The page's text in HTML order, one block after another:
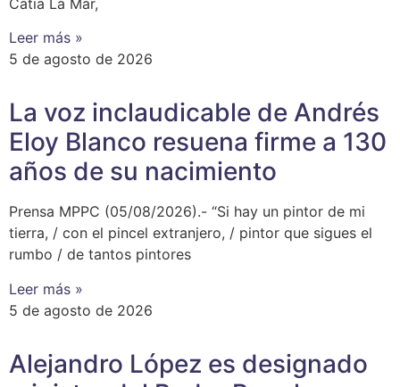
Leer más »
5 de agosto de 2026
La voz inclaudicable de Andrés
Eloy Blanco resuena firme a 130
años de su nacimiento
Prensa MPPC (05/08/2026).- “Si hay un pintor de mi
tierra, / con el pincel extranjero, / pintor que sigues el
rumbo / de tantos pintores
Leer más »
5 de agosto de 2026
Alejandro López es designado